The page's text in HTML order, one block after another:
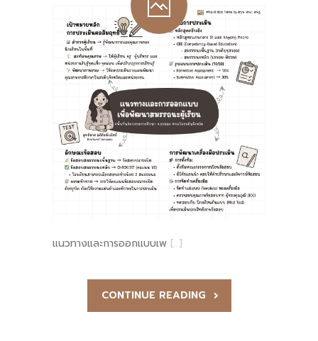
แนวทางและการออกแบบเพ […]
CONTINUE READING